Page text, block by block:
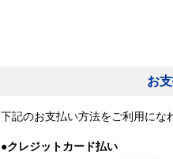
お
下記のお支払い方法をご利用にな
●クレジットカード払い